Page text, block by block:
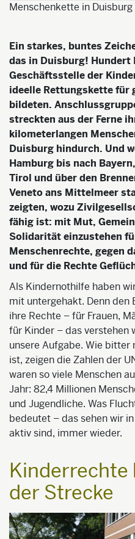
Menschenkette in
Ein starkes, buntes
das in Duisburg! Hundert
Geschäftsstelle der
ideelle Rettungskette für
bildeten.
streckten aus der Ferne
kilometerlangen
Duisburg hindurch. Und
Hamburg bis nach
Tirol und über den
Veneto ans Mittelmeer
zeigten, wozu
fähig ist: mit Mut,
Solidarität einzustehen
Menschenrechte, gegen
und für die Rechte
Als Kindernothilfe haben
mit untergehakt. Denn den
ihre Rechte – für Frauen,
für Kinder – das verstehen
unsere Aufgabe. Wie bitter
ist, zeigen die Zahlen der
waren so viele Menschen
Jahr: 82,4 Millionen
und Jugendliche. Was
bedeutet – das sehen wir
aktiv sind, immer wieder.
Kinderrechte
der Strecke